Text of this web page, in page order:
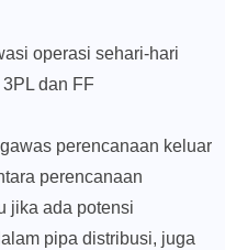
operasi sehari-hari
dan FF
perencanaan keluar
perencanaan
jika ada potensi
pipa distribusi, juga